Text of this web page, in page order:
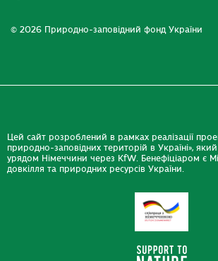
© 2026 Природно-заповідний фонд України
Цей сайт розроблений в рамках реалізації
природно-заповідних територій в Україні», який
урядом Німеччини через KfW. Бенефіціаром є
довкілля та природних ресурсів України.